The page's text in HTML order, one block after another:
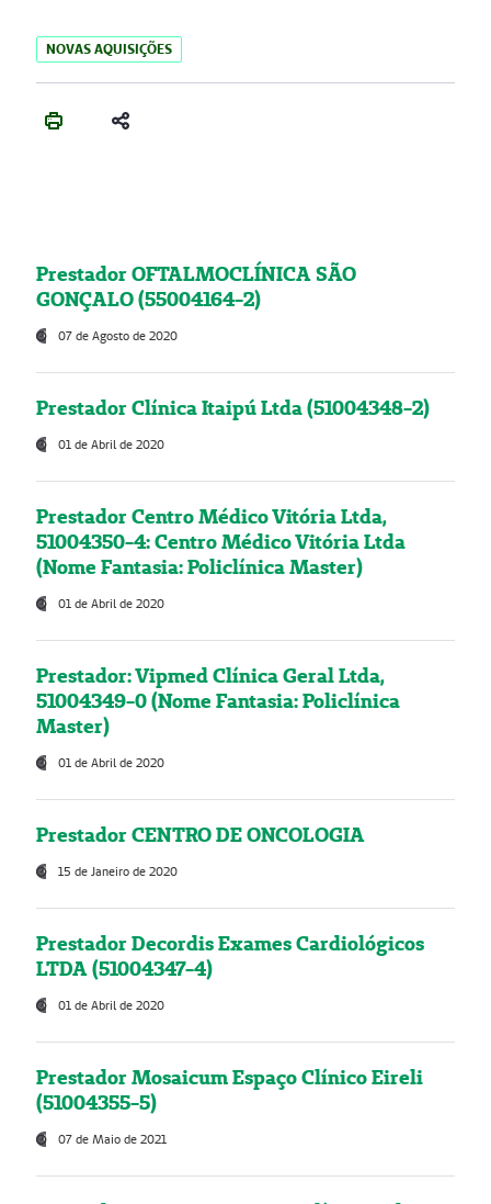
NOVAS AQUISIÇÕES
Prestador OFTALMOCLÍNICA SÃO
GONÇALO (55004164-2)
07 de Agosto de 2020
Prestador Clínica Itaipú Ltda (51004348-2)
01 de Abril de 2020
Prestador Centro Médico Vitória Ltda,
51004350-4: Centro Médico Vitória Ltda
(Nome Fantasia: Policlínica Master)
01 de Abril de 2020
Prestador: Vipmed Clínica Geral Ltda,
51004349-0 (Nome Fantasia: Policlínica
Master)
01 de Abril de 2020
Prestador CENTRO DE ONCOLOGIA
15 de Janeiro de 2020
Prestador Decordis Exames Cardiológicos
LTDA (51004347-4)
01 de Abril de 2020
Prestador Mosaicum Espaço Clínico Eireli
(51004355-5)
07 de Maio de 2021